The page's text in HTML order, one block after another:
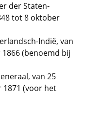
der Staten-
tot 8 oktober
Indië, van
(benoemd bij
van 25
(voor het